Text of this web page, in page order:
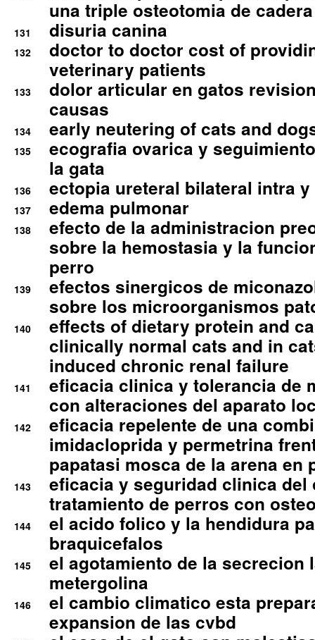
una triple osteotomia de cadera
131 disuria canina
132
doctor to doctor cost of
veterinary patients
133
dolor articular en gatos
causas
134 early neutering of cats and
135
ecografia ovarica y
la gata
136 ectopia ureteral bilateral intra
137 edema pulmonar
138
efecto de la administracion
sobre la hemostasia y la
perro
139
efectos sinergicos de
sobre los microorganismos
140
effects of dietary protein and
clinically normal cats and in
induced chronic renal failure
141
eficacia clinica y tolerancia de
con alteraciones del aparato
142
eficacia repelente de una
imidacloprida y permetrina
papatasi mosca de la arena en
143
eficacia y seguridad clinica del
tratamiento de perros con
144
el acido folico y la hendidura
braquicefalos
145
el agotamiento de la secrecion
metergolina
146
el cambio climatico esta
expansion de las cvbd